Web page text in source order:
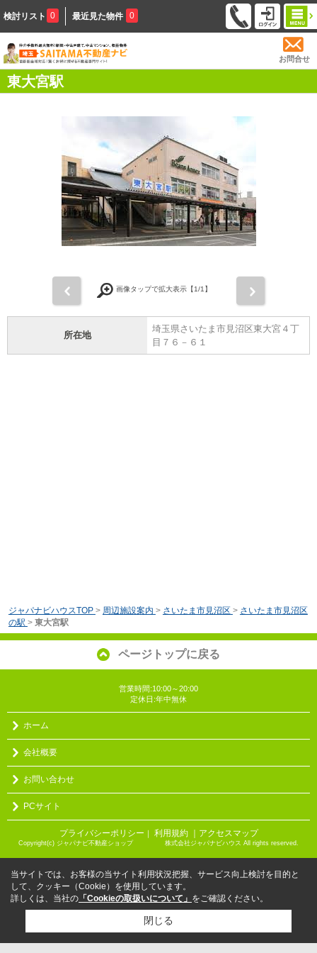
検討リスト 0 最近見た物件 0
お問合せ
東大宮駅
画像タップで拡大表示【1/1】
所在地
埼玉県さいたま市見沼区東大宮４丁
目７６－６１
ジャパナビハウスTOP > 周辺施設案内 > さいたま市見沼区 > さいたま市見沼区
の駅 > 東大宮駅
ページトップに戻る
営業時間:10:00～20:00
定休日:年中無休
ホーム
会社概要
お問い合わせ
PCサイト
プライバシーポリシー ｜ 利用規約 ｜アクセスマップ
Copyright(c) ジャパナビ不動産ショップ 株式会社ジャパナビハウス All rights reserved.
当サイトでは、お客様の当サイト利用状況把握、サービス向上検討を目的と
して、クッキー（Cookie）を使用しています。
詳しくは、当社の 「Cookieの取扱いについて」 をご確認ください。
閉じる